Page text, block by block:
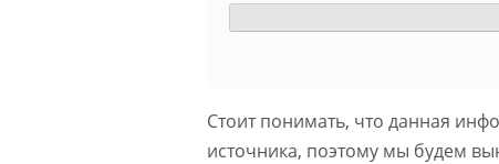
Стоит понимать, что данная
источника, поэтому мы будем